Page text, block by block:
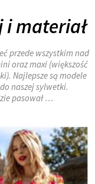
i materiał
przede wszystkim nad
oraz maxi (większość
Najlepsze są modele
naszej sylwetki.
pasował …